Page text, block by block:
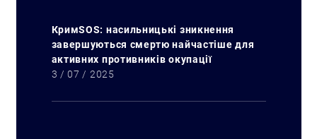
Искать:
КримSOS: насильницькі зникнення
завершуються смертю найчастіше для
активних противників окупації
3 / 07 / 2025